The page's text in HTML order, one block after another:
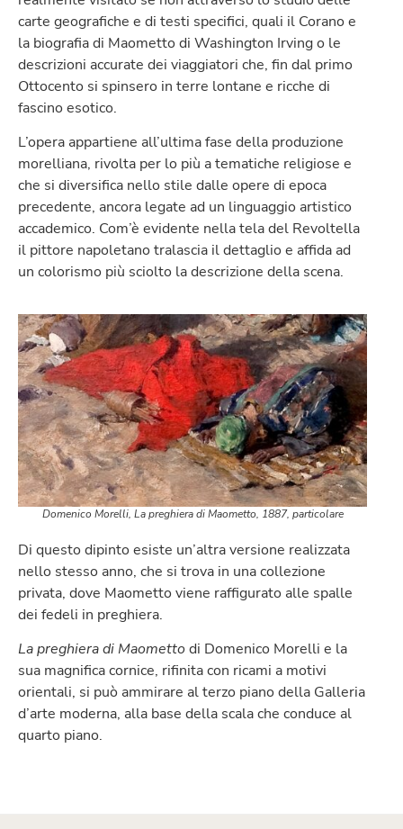
carte geografiche e di testi specifici, quali il Corano e
la biografia di Maometto di Washington Irving o le
descrizioni accurate dei viaggiatori che, fin dal primo
Ottocento si spinsero in terre lontane e ricche di
fascino esotico.
L’opera appartiene all’ultima fase della produzione
morelliana, rivolta per lo più a tematiche religiose e
che si diversifica nello stile dalle opere di epoca
precedente, ancora legate ad un linguaggio artistico
accademico. Com’è evidente nella tela del Revoltella
il pittore napoletano tralascia il dettaglio e affida ad
un colorismo più sciolto la descrizione della scena.
Domenico Morelli, La preghiera di Maometto, 1887, particolare
Di questo dipinto esiste un’altra versione realizzata
nello stesso anno, che si trova in una collezione
privata, dove Maometto viene raffigurato alle spalle
dei fedeli in preghiera.
La preghiera di Maomettodi Domenico Morelli e la
sua magnifica cornice, rifinita con ricami a motivi
orientali, si può ammirare al terzo piano della Galleria
d’arte moderna, alla base della scala che conduce al
quarto piano.